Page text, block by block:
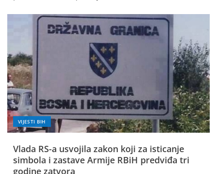
VIJESTI BIH
Vlada RS-a usvojila zakon koji za isticanje
simbola i zastave Armije RBiH predviđa tri
godine zatvora